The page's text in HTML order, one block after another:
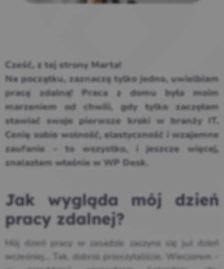
Cześć, z tej strony Marta!
Na początku, zaznaczę tylko jedno, uwielbiam
pracę zdalną! Praca z domu była moim
marzeniem od chwili, gdy tylko zaczęłam
stawiać swoje pierwsze kroki w branży IT.
Cenię sobie wolność, elastyczność i wzajemne
zaufanie – to wszystko, i jeszcze więcej,
znalazłam właśnie w WP Desk.
Jak wygląda mój dzień
pracy zdalnej?
Mój dzień pracy w zasadzie zaczyna się już dzień
wcześniej… Tak, dobrze przeczytaliście. Wieczorem –